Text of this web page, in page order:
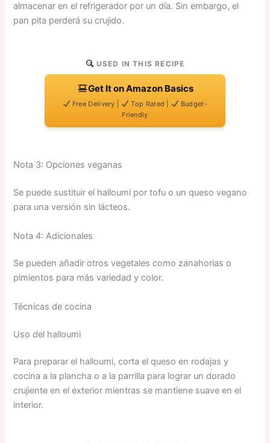
almacenar en el refrigerador por un día. Sin embargo, el
pan pita perderá su crujido.
USED IN THIS RECIPE
Get It on Amazon Basics
Free Delivery | Top Rated |
Budget-
Friendly
Nota 3: Opciones veganas
Se puede sustituir el halloumi por tofu o un queso vegano
para una versión sin lácteos.
Nota 4: Adicionales
Se pueden añadir otros vegetales como zanahorias o
pimientos para más variedad y color.
Técnicas de cocina
Uso del halloumi
Para preparar el halloumi, corta el queso en rodajas y
cocina a la plancha o a la parrilla para lograr un dorado
crujiente en el exterior mientras se mantiene suave en el
interior.